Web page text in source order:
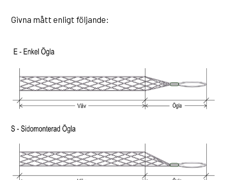
Givna mått enligt följande: